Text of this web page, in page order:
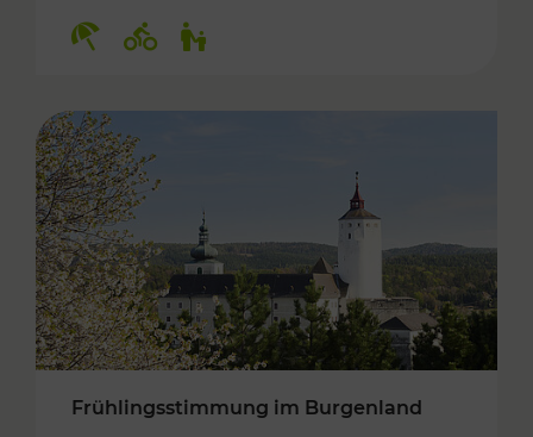
Frühlingsstimmung im Burgenland